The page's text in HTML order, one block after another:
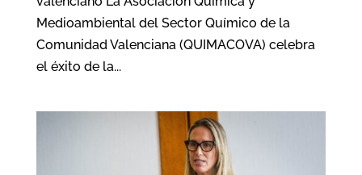
Medioambiental del Sector Químico de la
Comunidad Valenciana (QUIMACOVA) celebra
el éxito de la...